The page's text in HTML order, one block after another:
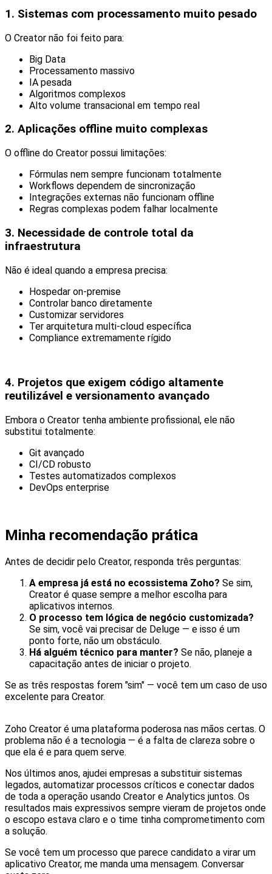
1. Sistemas com processamento muito pesado
O Creator não foi feito para:
Big Data
Processamento massivo
IA pesada
Algoritmos complexos
Alto volume transacional em tempo real
2. Aplicações offline muito complexas
O offline do Creator possui limitações:
Fórmulas nem sempre funcionam totalmente
Workflows dependem de sincronização
Integrações externas não funcionam offline
Regras complexas podem falhar localmente
3. Necessidade de controle total da
infraestrutura
Não é ideal quando a empresa precisa:
Hospedar on-premise
Controlar banco diretamente
Customizar servidores
Ter arquitetura multi-cloud específica
Compliance extremamente rígido
4. Projetos que exigem código altamente
reutilizável e versionamento avançado
Embora o Creator tenha ambiente profissional, ele não
substitui totalmente:
Git avançado
CI/CD robusto
Testes automatizados complexos
DevOps enterprise
Minha recomendação prática
Antes de decidir pelo Creator, responda três perguntas:
A empresa já está no ecossistema Zoho? Se sim,
Creator é quase sempre a melhor escolha para
aplicativos internos.
O processo tem lógica de negócio customizada?
Se sim, você vai precisar de Deluge — e isso é um
ponto forte, não um obstáculo.
Há alguém técnico para manter? Se não, planeje a
capacitação antes de iniciar o projeto.
Se as três respostas forem "sim" — você tem um caso de uso
excelente para Creator.
Zoho Creator é uma plataforma poderosa nas mãos certas. O
problema não é a tecnologia — é a falta de clareza sobre o
que ela é e para quem serve.
Nos últimos anos, ajudei empresas a substituir sistemas
legados, automatizar processos críticos e conectar dados
de toda a operação usando Creator e Analytics juntos. Os
resultados mais expressivos sempre vieram de projetos onde
o escopo estava claro e o time tinha comprometimento com
a solução.
Se você tem um processo que parece candidato a virar um
aplicativo Creator, me manda uma mensagem. Conversar